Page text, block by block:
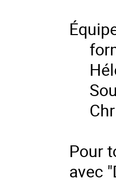
Pour
avec